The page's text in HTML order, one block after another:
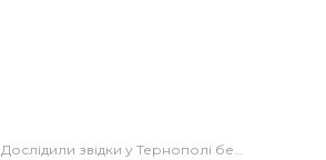
Дослідили звідки у Тернополі беруться затори або автомобільні «корки»?